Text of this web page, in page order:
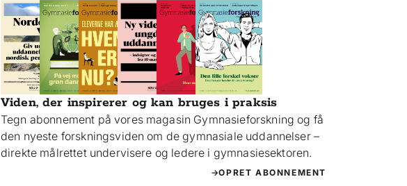
Viden, der inspirerer og kan bruges i praksis
Tegn abonnement på vores magasin Gymnasieforskning og få
den nyeste forskningsviden om de gymnasiale uddannelser –
direkte målrettet undervisere og ledere i gymnasiesektoren.
OPRET ABONNEMENT